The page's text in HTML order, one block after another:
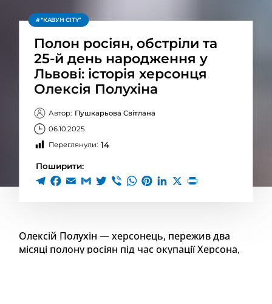
“КАВУН CITY”
Полон росіян, обстріли та
25-й день народження у
Львові: історія херсонця
Олексія Полухіна
Автор: Пушкарьова Світлана
06.10.2025
Переглянули: 14
Поширити:
Олексій Полухін — херсонець, пережив два
місяці полону росіян під час окупації Херсона,